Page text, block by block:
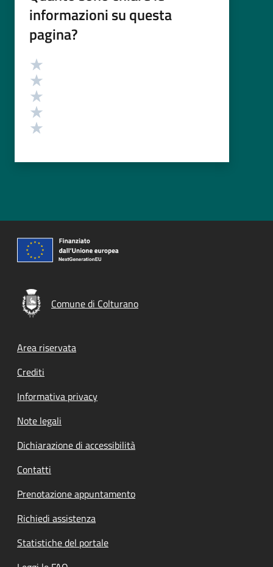
informazioni su questa
pagina?
Valutazione
Comune di Colturano
Footer menu
Area riservata
Crediti
Informativa privacy
Note legali
Dichiarazione di accessibilità
Contatti
Prenotazione appuntamento
Richiedi assistenza
Statistiche del portale